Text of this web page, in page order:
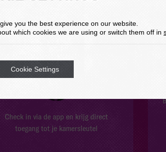
Online inchecken in 30
Check in via de app en krijg direct
toegang tot je kamersleutel
you the best experience on our website.
which cookies we are using or switch them off in
Cookie Settings